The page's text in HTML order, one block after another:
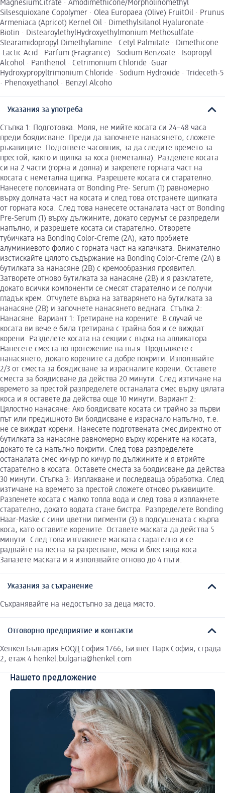
MagnesiumCitrate · Amodimethicone/Morpholinomethyl
Silsesquioxane Copolymer · Olea Europaea (Olive) FruitOil · Prunus
Armeniaca (Apricot) Kernel Oil · Dimethylsilanol Hyaluronate ·
Biotin · DistearoylethylHydroxyethylmonium Methosulfate ·
Stearamidopropyl Dimethylamine · Cetyl Palmitate · Dimethicone
·Lactic Acid · Parfum (Fragrance) · Sodium Benzoate · Isopropyl
Alcohol · Panthenol · Cetrimonium Chloride ·Guar
Hydroxypropyltrimonium Chloride · Sodium Hydroxide · Trideceth-5
· Phenoxyethanol · Benzyl Alcoho
Указания за употреба
Стъпка 1: Подготовка. Моля, не мийте косата си 24–48 часа
преди боядисване. Преди да започнете нанасянето, сложете
ръкавиците. Подгответе часовник, за да следите времето за
престой, както и щипка за коса (неметална). Разделете косата
си на 2 части (горна и долна) и закрепете горната част на
косата с неметална щипка. Разрешете косата си старателно.
Нанесете половината от Bonding Pre- Serum (1) равномерно
върху долната част на косата и след това отстранете щипката
от горната коса. След това нанесете останалата част от Bonding
Pre-Serum (1) върху дължините, докато серумът се разпредели
напълно, и разрешете косата си старателно. Отворете
тубичката на Bonding Color-Creme (2A), като пробиете
алуминиевото фолио с горната част на капачката. Внимателно
изстискайте цялото съдържание на Bonding Color-Creme (2A) в
бутилката за нанасяне (2B) с кремообразния проявител.
Затворете отново бутилката за нанасяне (2B) и я разклатете,
докато всички компоненти се смесят старателно и се получи
гладък крем. Отчупете върха на затварянето на бутилката за
нанасяне (2B) и започнете нанасянето веднага. Стъпка 2:
Нанасяне. Вариант 1: Третиране на корените: В случай че
косата ви вече е била третирана с трайна боя и се виждат
корени. Разделете косата на секции с върха на апликатора.
Нанесете сместа по протежение на пътя. Продължете с
нанасянето, докато корените са добре покрити. Използвайте
2/3 от сместа за боядисване за израсналите корени. Оставете
сместа за боядисване да действа 20 минути. След изтичане на
времето за престой разпределете останалата смес върху цялата
коса и я оставете да действа още 10 минути. Вариант 2:
Цялостно нанасяне: Ако боядисвате косата си трайно за първи
път или предишното Ви боядисване е израснало напълно, т.е.
не се виждат корени. Нанесете подготвената смес директно от
бутилката за нанасяне равномерно върху корените на косата,
докато те са напълно покрити. След това разпределете
останалата смес кичур по кичур по дължините и я втрийте
старателно в косата. Оставете сместа за боядисване да действа
30 минути. Стъпка 3: Изплакване и последваща обработка. След
изтичане на времето за престой сложете отново ръкавиците.
Разпенете косата с малко топла вода и след това я изплакнете
старателно, докато водата стане бистра. Разпределете Bonding
Haar-Maske с сини цветни пигменти (3) в подсушената с кърпа
коса, като оставите корените. Оставете маската да действа 5
минути. След това изплакнете маската старателно и се
радвайте на лесна за разресване, мека и блестяща коса.
Запазете маската и я използвайте отново до 4 пъти.
Указания за съхранение
Съхранявайте на недостъпно за деца място.
Отговорно предприятие и контакти
Хенкел България ЕООД София 1766, Бизнес Парк София, сграда
2, етаж 4 henkel.bulgaria@henkel.com
Нашето предложение